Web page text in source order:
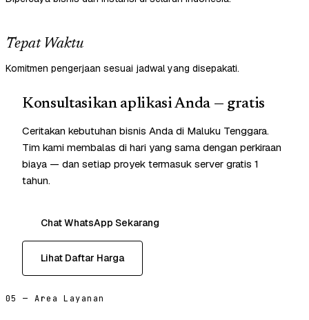
Tepat Waktu
Komitmen pengerjaan sesuai jadwal yang disepakati.
Konsultasikan aplikasi Anda — gratis
Ceritakan kebutuhan bisnis Anda di Maluku Tenggara.
Tim kami membalas di hari yang sama dengan perkiraan
biaya — dan setiap proyek termasuk server gratis 1
tahun.
Chat WhatsApp Sekarang
Lihat Daftar Harga
05 — Area Layanan